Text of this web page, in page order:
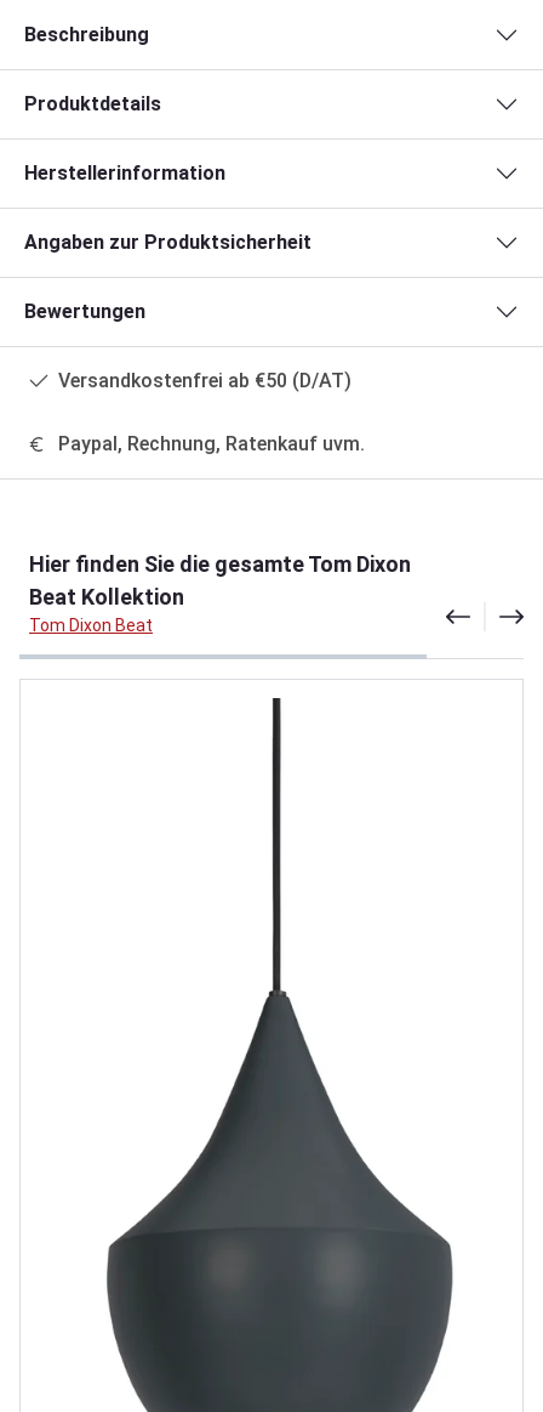
Beschreibung
Produktdetails
Herstellerinformation
Angaben zur Produktsicherheit
Bewertungen
Versandkostenfrei ab €50 (D/AT)
Paypal, Rechnung, Ratenkauf uvm.
Hier finden Sie die gesamte Tom Dixon
Beat Kollektion
Tom Dixon Beat